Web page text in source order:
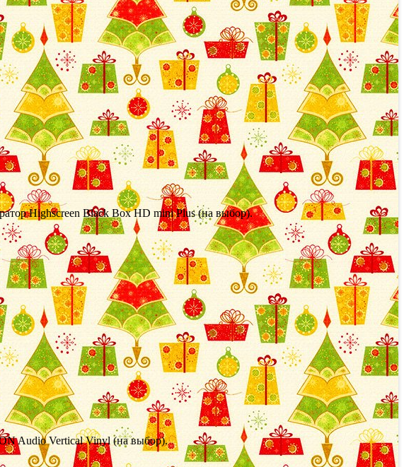
Highscreen Black Box HD mini Plus (на выбор).
Audio Vertical Vinyl (на выбор).